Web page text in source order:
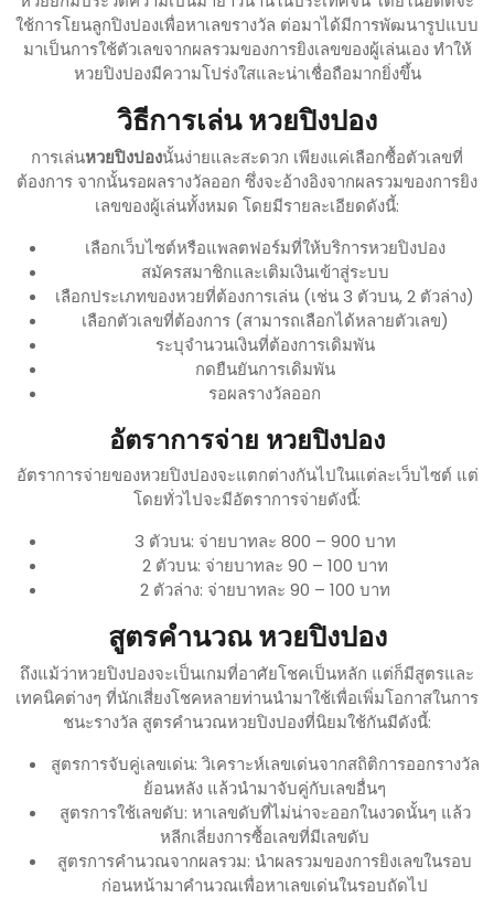
ใช้การโยนลูกปิงปองเพื่อหาเลขรางวัล ต่อมาได้มีการพัฒนารูปแบบ
มาเป็นการใช้ตัวเลขจากผลรวมของการยิงเลขของผู้เล่นเอง ทำให้
หวยปิงปองมีความโปร่งใสและน่าเชื่อถือมากยิ่งขึ้น
วิธีการเล่น หวยปิงปอง
การเล่นหวยปิงปองนั้นง่ายและสะดวก เพียงแค่เลือกซื้อตัวเลขที่
ต้องการ จากนั้นรอผลรางวัลออก ซึ่งจะอ้างอิงจากผลรวมของการยิง
เลขของผู้เล่นทั้งหมด โดยมีรายละเอียดดังนี้:
เลือกเว็บไซต์หรือแพลตฟอร์มที่ให้บริการหวยปิงปอง
สมัครสมาชิกและเติมเงินเข้าสู่ระบบ
เลือกประเภทของหวยที่ต้องการเล่น (เช่น 3 ตัวบน, 2 ตัวล่าง)
เลือกตัวเลขที่ต้องการ (สามารถเลือกได้หลายตัวเลข)
ระบุจำนวนเงินที่ต้องการเดิมพัน
กดยืนยันการเดิมพัน
รอผลรางวัลออก
อัตราการจ่าย หวยปิงปอง
อัตราการจ่ายของหวยปิงปองจะแตกต่างกันไปในแต่ละเว็บไซต์ แต่
โดยทั่วไปจะมีอัตราการจ่ายดังนี้:
3 ตัวบน: จ่ายบาทละ 800 – 900 บาท
2 ตัวบน: จ่ายบาทละ 90 – 100 บาท
2 ตัวล่าง: จ่ายบาทละ 90 – 100 บาท
สูตรคำนวณ หวยปิงปอง
ถึงแม้ว่าหวยปิงปองจะเป็นเกมที่อาศัยโชคเป็นหลัก แต่ก็มีสูตรและ
เทคนิคต่างๆ ที่นักเสี่ยงโชคหลายท่านนำมาใช้เพื่อเพิ่มโอกาสในการ
ชนะรางวัล สูตรคำนวณหวยปิงปองที่นิยมใช้กันมีดังนี้:
สูตรการจับคู่เลขเด่น: วิเคราะห์เลขเด่นจากสถิติการออกรางวัล
ย้อนหลัง แล้วนำมาจับคู่กับเลขอื่นๆ
สูตรการใช้เลขดับ: หาเลขดับที่ไม่น่าจะออกในงวดนั้นๆ แล้ว
หลีกเลี่ยงการซื้อเลขที่มีเลขดับ
สูตรการคำนวณจากผลรวม: นำผลรวมของการยิงเลขในรอบ
ก่อนหน้ามาคำนวณเพื่อหาเลขเด่นในรอบถัดไป